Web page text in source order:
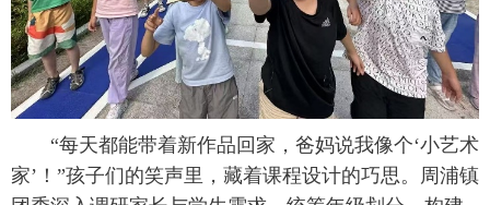
“每天都能带着新作品回家，爸妈说我像个‘小艺术
家’！”孩子们的笑声里，藏着课程设计的巧思。周浦镇